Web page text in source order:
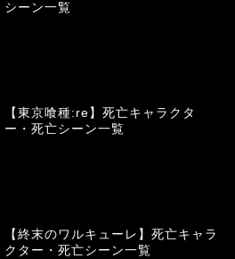
シーン一覧
【東京喰種:re】死亡キャラクタ
ー・死亡シーン一覧
【終末のワルキューレ】死亡キャラ
クター・死亡シーン一覧